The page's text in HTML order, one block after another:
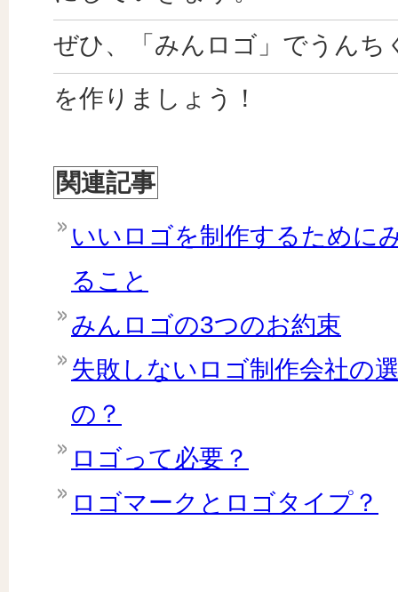
ぜひ、「みんロゴ」でうんち
を作りましょう！
関連記事
いいロゴを制作するために
ること
みんロゴの3つのお約束
失敗しないロゴ制作会社の
の？
ロゴって必要？
ロゴマークとロゴタイプ？